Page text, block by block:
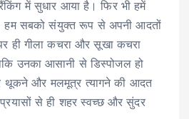
में सुधार आया है। फिर भी हमें
हम सबको संयुक्त रूप से अपनी आदतों
ही गीला कचरा और सूखा कचरा
उनका आसानी से डिस्पोजल हो
थूकने और मलमूत्र त्यागने की आदत
से ही शहर स्वच्छ और सुंदर